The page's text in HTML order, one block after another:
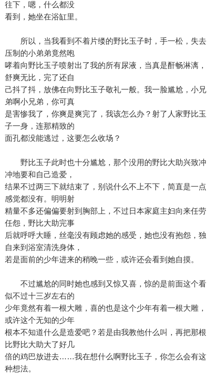
往下，嗯，什么都没
看到，她坐在浴缸里。
所以，当我看到不着片缕的野比玉子时，手一松，失去
压制的小弟弟竟然咆
哮着向野比玉子喷射出了我的所有尿液，当真是酐畅淋漓，
舒爽无比，完了还自
己抖了抖，放佛在向野比玉子敬礼一般。我一脸尴尬，小兄
弟啊小兄弟，你可真
是害惨我了，你爽是爽完了，我该怎么办？射了人家野比玉
子一身，连那精致的
面孔都没能逃过，这要怎么收场？
野比玉子此时也十分尴尬，那个没用的野比大助兴致冲
冲地要和自己造爱，
结果不过两三下就结束了，别说什么不上不下，简直是一点
感觉都没有。明明射
精量不多还偏偏要射到胸部上，不过日本家庭主妇向来任劳
任怨，野比大助完事
后就呼呼大睡，丝毫没有顾虑她的感受，她也没有抱怨，独
自来到浴室清洗身体，
若是面前的少年进来的稍晚一些，或许还会看到她自摸。
不过尴尬的同时她也感到又惊又喜，惊的是前面这个看
似不过十三岁左右的
少年竟然有着一根大雕，喜的也是这个少年有着一根大雕，
或许这个无知的少年
根本不知道什么是造爱吧？若是由我教他什么叫，再把那根
比野比大助大了好几
倍的鸡巴放进去……我在想什么啊野比玉子，你怎么会有这
种想法。